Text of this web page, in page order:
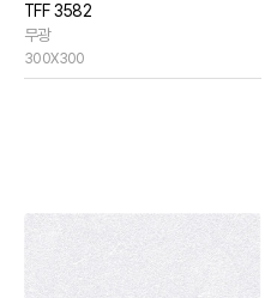
TFF 3582
무광
300X300